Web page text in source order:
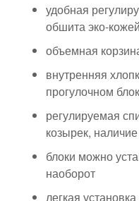
удобная
обшита эко-кожей
объемная
внутренняя
прогулочном
регулируемая
козырек,
блоки можно
наоборот
легкая